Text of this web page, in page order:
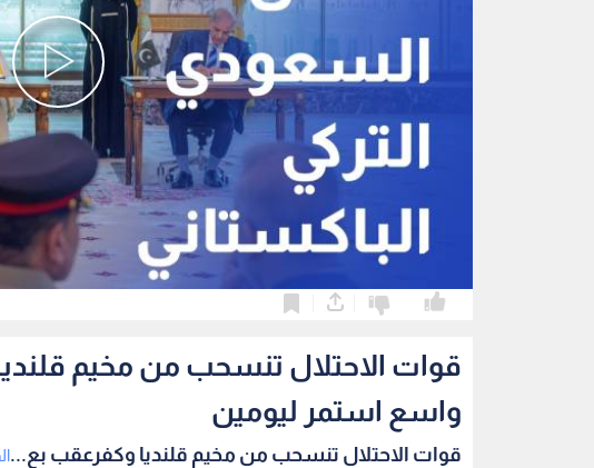
قوات الاحتلال تنسحب من مخيم
واسع استمر ليومين
قوات الاحتلال تنسحب من مخيم قلنديا وكفرعقب بع...